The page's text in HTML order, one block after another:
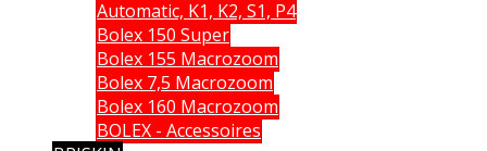
Automatic, K1, K2, S1, P4
Bolex 150 Super
Bolex 155 Macrozoom
Bolex 7,5 Macrozoom
Bolex 160 Macrozoom
BOLEX - Accessoires